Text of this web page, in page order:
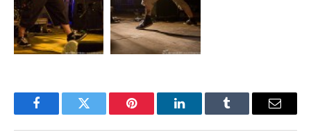
FacebookTwitter Pinterest LinkedInTumblr Email